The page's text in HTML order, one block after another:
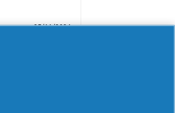
25/11/2024